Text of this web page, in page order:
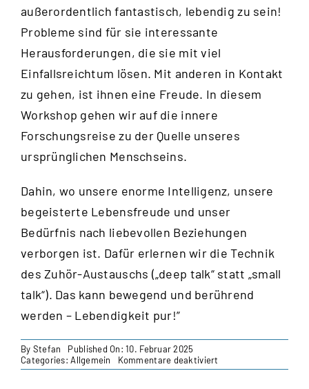
außerordentlich fantastisch, lebendig zu sein!
Probleme sind für sie interessante
Herausforderungen, die sie mit viel
Einfallsreichtum lösen. Mit anderen in Kontakt
zu gehen, ist ihnen eine Freude. In diesem
Workshop gehen wir auf die innere
Forschungsreise zu der Quelle unseres
ursprünglichen Menschseins.
Dahin, wo unsere enorme Intelligenz, unsere
begeisterte Lebensfreude und unser
Bedürfnis nach liebevollen Beziehungen
verborgen ist. Dafür erlernen wir die Technik
des Zuhör-Austauschs („deep talk“ statt „small
talk“). Das kann bewegend und berührend
werden – Lebendigkeit pur!”
By Stefan
Published On: 10. Februar 2025
Categories:Allgemein Kommentare deaktiviert
Lebenslust